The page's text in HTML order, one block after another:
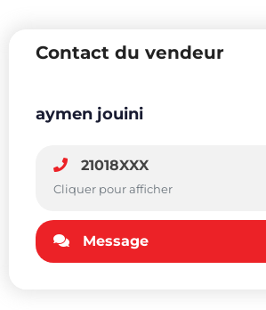
Contact du vendeur
aymen jouini
21018XXX
Cliquer pour afficher
Message